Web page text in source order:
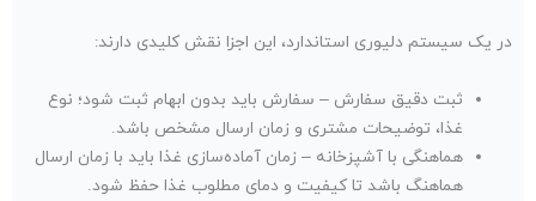
در یک سیستم دلیوری استاندارد، این اجزا نقش کلیدی دارند:
ثبت دقیق سفارش – سفارش باید بدون ابهام ثبت شود؛ نوع
غذا، توضیحات مشتری و زمان ارسال مشخص باشد.
هماهنگی با آشپزخانه – زمان آماده‌سازی غذا باید با زمان ارسال
هماهنگ باشد تا کیفیت و دمای مطلوب غذا حفظ شود.